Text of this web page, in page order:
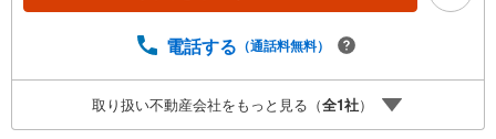
（火曜日・水曜日定休日※祝日は営業）事前にご連絡いただ
ております！
電話する （通話料無料）
取り扱い不動産会社をもっと見る（全1社）